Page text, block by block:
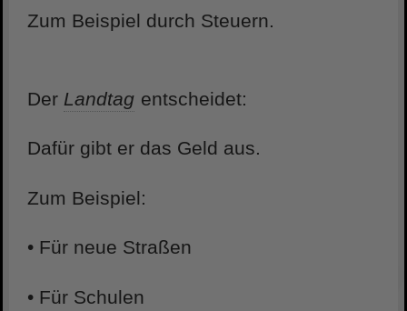
Zum Beispiel durch Steuern.
Der Landtag entscheidet:
Dafür gibt er das Geld aus.
Zum Beispiel:
• Für neue Straßen
• Für Schulen